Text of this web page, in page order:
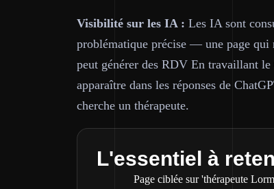
Visibilité sur les IA : Les IA sont
problématique précise — une page qui
peut générer des RDV En travaillant
apparaître dans les réponses de
cherche un thérapeute.
L'essentiel à
Page ciblée sur 'thérapeute